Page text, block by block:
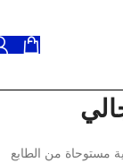
مستوحاة من الطابع